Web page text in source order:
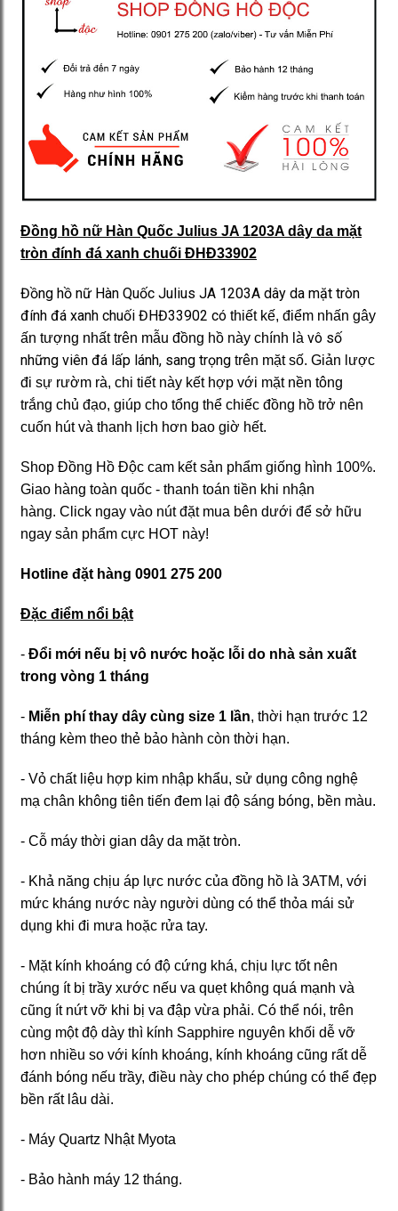
Đồng hồ nữ Hàn Quốc Julius JA 1203A dây da mặt
tròn đính đá xanh chuối ĐHĐ33902
Đồng hồ nữ Hàn Quốc Julius JA 1203A dây da mặt tròn
đính đá xanh chuối ĐHĐ33902 có thiết kế, điểm nhấn gây
ấn tượng nhất trên mẫu đồng hồ này chính là vô số
những viên đá lấp lánh, sang trọng trên mặt số. Giản lược
đi sự rườm rà, chi tiết này kết hợp với mặt nền tông
trắng chủ đạo, giúp cho tổng thể chiếc đồng hồ trở nên
cuốn hút và thanh lịch hơn bao giờ hết.
Shop Đồng Hồ Độc cam kết sản phẩm giống hình 100%.
Giao hàng toàn quốc - thanh toán tiền khi nhận
hàng. Click ngay vào nút đặt mua bên dưới để sở hữu
ngay sản phẩm cực HOT này!
Hotline đặt hàng 0901 275 200
Đặc điểm nổi bật
- Đổi mới nếu bị vô nước hoặc lỗi do nhà sản xuất
trong vòng 1 tháng
- Miễn phí thay dây cùng size 1 lần, thời hạn trước 12
tháng kèm theo thẻ bảo hành còn thời hạn.
- Vỏ chất liệu hợp kim nhập khẩu, sử dụng công nghệ
mạ chân không tiên tiến đem lại độ sáng bóng, bền màu.
- Cỗ máy thời gian dây da mặt tròn.
- Khả năng chịu áp lực nước của đồng hồ là 3ATM, với
mức kháng nước này người dùng có thể thỏa mái sử
dụng khi đi mưa hoặc rửa tay.
- Mặt kính khoáng có độ cứng khá, chịu lực tốt nên
chúng ít bị trầy xước nếu va quẹt không quá mạnh và
cũng ít nứt vỡ khi bị va đập vừa phải. Có thể nói, trên
cùng một độ dày thì kính Sapphire nguyên khối dễ vỡ
hơn nhiều so với kính khoáng, kính khoáng cũng rất dễ
đánh bóng nếu trầy, điều này cho phép chúng có thể đẹp
bền rất lâu dài.
- Máy Quartz Nhật Myota
- Bảo hành máy 12 tháng.